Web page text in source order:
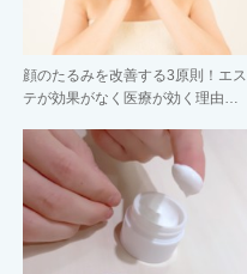
顔のたるみを改善する3原則！エス
テが効果がなく医療が効く理由…